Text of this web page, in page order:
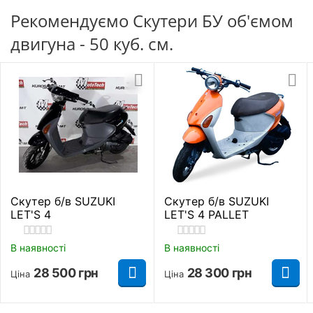
потужний 2-тактний мотор, який робить мопед
«вибуховим» і жвавим. Крім того, силовий агрегат
відрізняється компактними габаритами, дешевим
Довжина 1645 мм.
715 мм.
Висота до сидіння 715 мм.
Дорожній просвіт 120 мм.
Довжина колісної бази 1080 мм.
Основні параметри
Країна виробник Японія
Модель STREET MAGIC
Рекомендуємо Скутери БУ об'ємом
двигуна - 50 куб. см.
Скутер б/в SUZUKI
LET'S 4
В наявності
Ціна 28 500 грн
Скутер б/в SUZUKI
LET'S 4 PALLET
В наявності
Ціна 28 300 грн